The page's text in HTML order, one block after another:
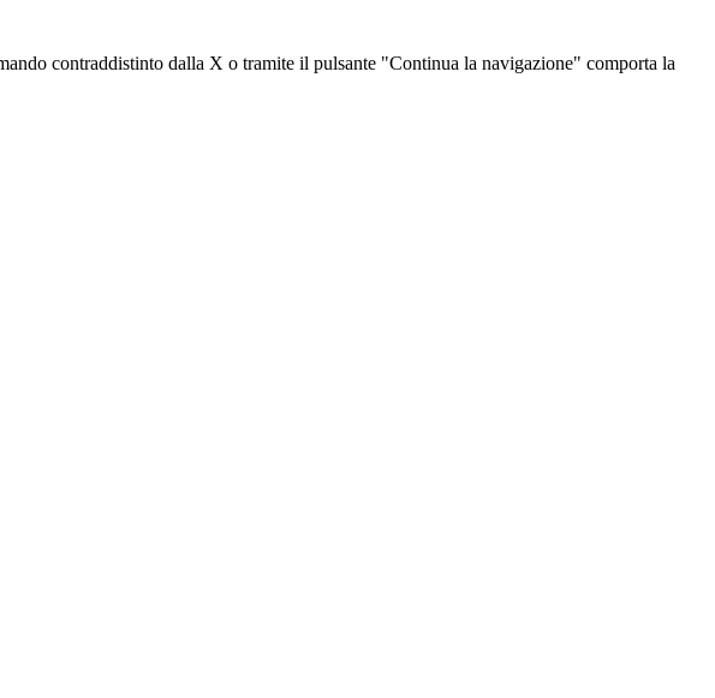
contraddistinto dalla X o tramite il pulsante "Continua la navigazione" comporta la